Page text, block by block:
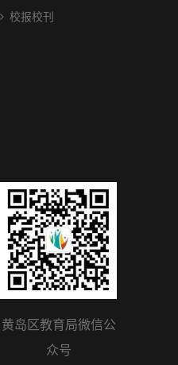
校报校刊
黄岛区教育局微信公
众号